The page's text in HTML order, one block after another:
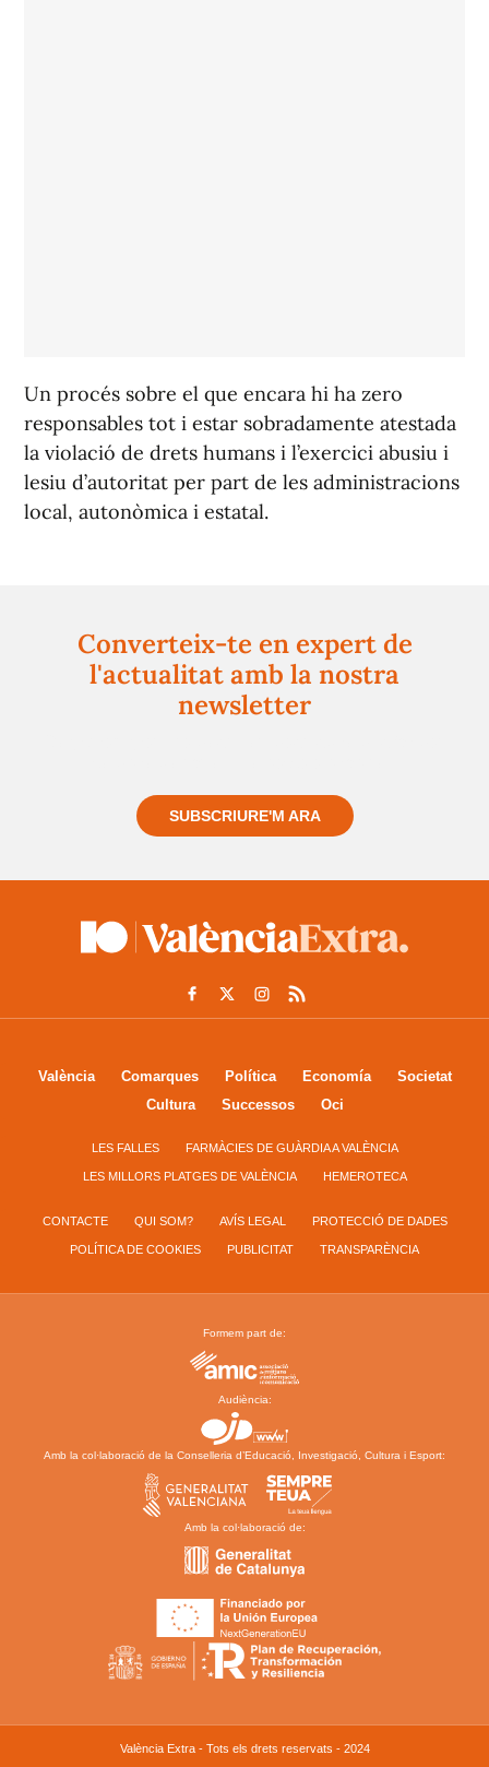
Un procés sobre el que encara hi ha zero
responsables tot i estar sobradamente atestada
la violació de drets humans i l’exercici abusiu i
lesiu d’autoritat per part de les administracions
local, autonòmica i estatal.
Converteix-te en expert de
l'actualitat amb la nostra
newsletter
SUBSCRIURE'M ARA
València Comarques Política Economía
Societat
Cultura
Successos Oci
LES FALLES FARMÀCIES DE GUÀRDIA A VALÈNCIA
LES MILLORS PLATGES DE VALÈNCIA HEMEROTECA
CONTACTE QUI SOM? AVÍS LEGAL PROTECCIÓ DE DADES
POLÍTICA DE COOKIES PUBLICITAT TRANSPARÈNCIA
Formem part de:
Audiència:
Amb la col·laboració de la Conselleria d’Educació, Investigació, Cultura i Esport:
Amb la col·laboració de:
València Extra - Tots els drets reservats - 2024